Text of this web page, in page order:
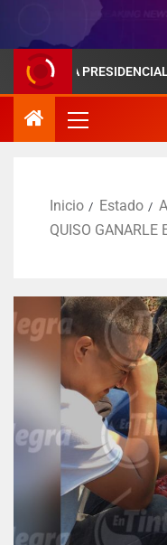
PRESIDENCIAL EN
Inicio Estado
QUISO GANARLE